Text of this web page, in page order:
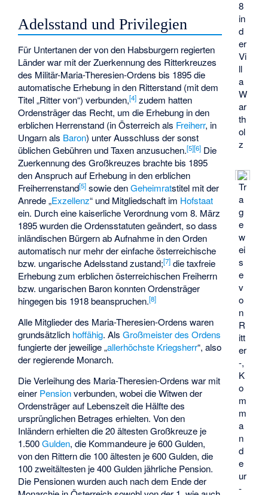
8
in
d
er
Vi
ll
a
W
ar
th
ol
z
Tr
a
g
e
w
ei
s
e
v
o
n
R
itt
er
-,
K
o
m
m
a
n
d
e
ur
-
Adelsstand und Privilegien
Für Untertanen der von den Habsburgern regierten
Länder war mit der Zuerkennung des Ritterkreuzes
des Militär-Maria-Theresien-Ordens bis 1895 die
automatische Erhebung in den Ritterstand (mit dem
Titel „Ritter von“) verbunden,[4] zudem hatten
Ordensträger das Recht, um die Erhebung in den
erblichen Herrenstand (in Österreich als Freiherr, in
Ungarn als Baron) unter Ausschluss der sonst
üblichen Gebühren und Taxen anzusuchen.[5][6] Die
Zuerkennung des Großkreuzes brachte bis 1895
den Anspruch auf Erhebung in den erblichen
Freiherrenstand[5] sowie denGeheimratstitel mit der
Anrede „Exzellenz“ und Mitgliedschaft im Hofstaat
ein. Durch eine kaiserliche Verordnung vom 8. März
1895 wurden die Ordensstatuten geändert, so dass
inländischen Bürgern ab Aufnahme in den Orden
automatisch nur mehr der einfache österreichische
bzw. ungarische Adelsstand zustand;[7] die taxfreie
Erhebung zum erblichen österreichischen Freiherrn
bzw. ungarischen Baron konnten Ordensträger
hingegen bis 1918 beanspruchen.[8]
Alle Mitglieder des Maria-Theresien-Ordens waren
grundsätzlich hoffähig. AlsGroßmeister des Ordens
fungierte der jeweilige „allerhöchste Kriegsherr“, also
der regierende Monarch.
Die Verleihung des Maria-Theresien-Ordens war mit
einer Pensionverbunden, wobei die Witwen der
Ordensträger auf Lebenszeit die Hälfte des
ursprünglichen Betrages erhielten. Von den
Inländern erhielten die 20 ältesten Großkreuze je
1.500Gulden, die Kommandeure je 600 Gulden,
von den Rittern die 100 ältesten je 600 Gulden, die
100 zweitältesten je 400 Gulden jährliche Pension.
Die Pensionen wurden auch nach dem Ende der